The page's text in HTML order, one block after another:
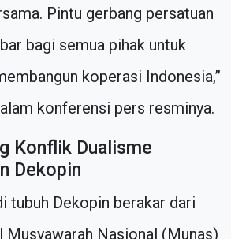
Pintu gerbang persatuan
bagi semua pihak untuk
koperasi Indonesia,”
konferensi pers resminya.
Konflik Dualisme
Dekopin
tubuh Dekopin berakar dari
Musyawarah Nasional (Munas)